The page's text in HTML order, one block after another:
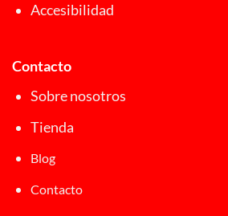
Accesibilidad
Contacto
Sobre nosotros
Tienda
Blog
Contacto